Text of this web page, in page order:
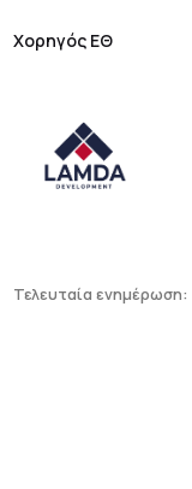
Xoρηγός ΕΘ
Τελευταία ενημέρωση: